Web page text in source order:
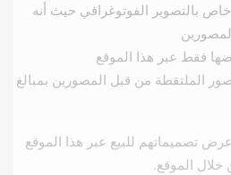
بالتصوير الفوتوغرافي حيث أنه
فقط عبر هذا الموقع
الملتقطة من قبل المصورين بمبالغ
تصميماتهم للبيع عبر هذا الموقع
الموقع.